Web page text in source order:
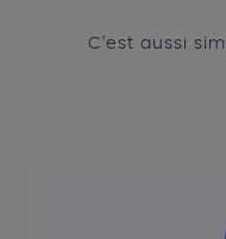
C'est aussi